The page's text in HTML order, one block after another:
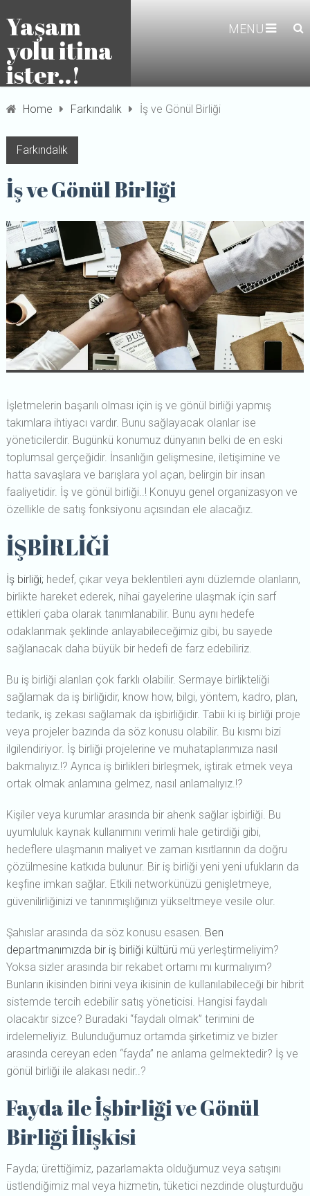
Yaşam
yolu itina
ister..!
MENU
Home Farkındalık İş ve Gönül Birliği
Farkındalık
İş ve Gönül Birliği
İşletmelerin başarılı olması için iş ve gönül birliği yapmış
takımlara ihtiyacı vardır. Bunu sağlayacak olanlar ise
yöneticilerdir. Bugünkü konumuz dünyanın belki de en eski
toplumsal gerçeğidir. İnsanlığın gelişmesine, iletişimine ve
hatta savaşlara ve barışlara yol açan, belirgin bir insan
faaliyetidir. İş ve gönül birliği..! Konuyu genel organizasyon ve
özellikle de satış fonksiyonu açısından ele alacağız.
İŞBİRLİĞİ
İş birliği; hedef, çıkar veya beklentileri aynı düzlemde olanların,
birlikte hareket ederek, nihai gayelerine ulaşmak için sarf
ettikleri çaba olarak tanımlanabilir. Bunu aynı hedefe
odaklanmak şeklinde anlayabileceğimiz gibi, bu sayede
sağlanacak daha büyük bir hedefi de farz edebiliriz.
Bu iş birliği alanları çok farklı olabilir. Sermaye birlikteliği
sağlamak da iş birliğidir, know how, bilgi, yöntem, kadro, plan,
tedarik, iş zekası sağlamak da işbirliğidir. Tabii ki iş birliği proje
veya projeler bazında da söz konusu olabilir. Bu kısmı bizi
ilgilendiriyor. İş birliği projelerine ve muhataplarımıza nasıl
bakmalıyız.!? Ayrıca iş birlikleri birleşmek, iştirak etmek veya
ortak olmak anlamına gelmez, nasıl anlamalıyız.!?
Kişiler veya kurumlar arasında bir ahenk sağlar işbirliği. Bu
uyumluluk kaynak kullanımını verimli hale getirdiği gibi,
hedeflere ulaşmanın maliyet ve zaman kısıtlarının da doğru
çözülmesine katkıda bulunur. Bir iş birliği yeni yeni ufukların da
keşfine imkan sağlar. Etkili networkünüzü genişletmeye,
güvenilirliğinizi ve tanınmışlığınızı yükseltmeye vesile olur.
Şahıslar arasında da söz konusu esasen. Ben
departmanımızda bir iş birliği kültürü mü yerleştirmeliyim?
Yoksa sizler arasında bir rekabet ortamı mı kurmalıyım?
Bunların ikisinden birini veya ikisinin de kullanılabileceği bir hibrit
sistemde tercih edebilir satış yöneticisi. Hangisi faydalı
olacaktır sizce? Buradaki “faydalı olmak” terimini de
irdelemeliyiz. Bulunduğumuz ortamda şirketimiz ve bizler
arasında cereyan eden “fayda” ne anlama gelmektedir? İş ve
gönül birliği ile alakası nedir..?
Fayda ile İşbirliği ve Gönül
Birliği İlişkisi
Fayda; ürettiğimiz, pazarlamakta olduğumuz veya satışını
üstlendiğimiz mal veya hizmetin, tüketici nezdinde oluşturduğu